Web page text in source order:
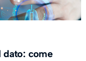
dato: come